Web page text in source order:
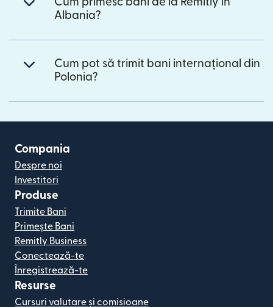
Albania?
Cum pot să trimit bani internațional din
Polonia?
Compania
Despre noi
Investitori
Produse
Trimite Bani
Primește Bani
Remitly Business
Conectează-te
Înregistrează-te
Resurse
Cursuri valutare și comisioane